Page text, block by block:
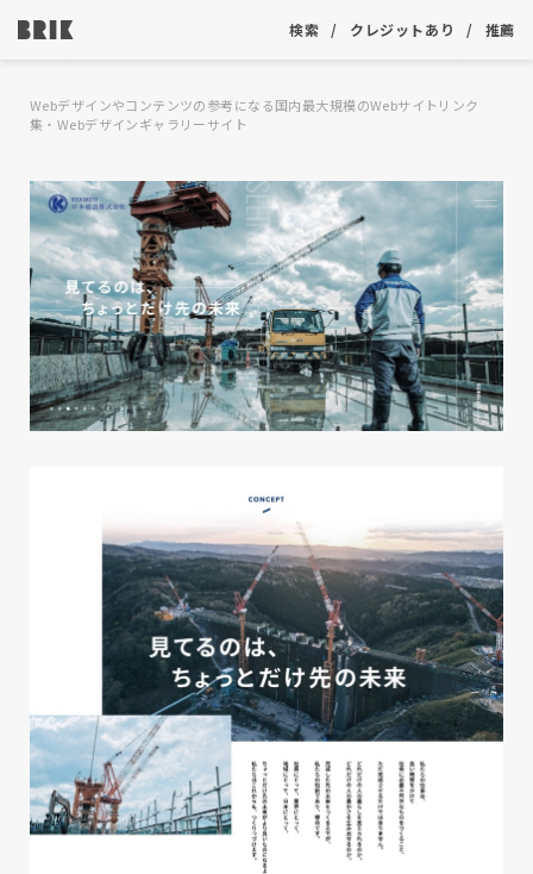
検索 クレジットあり 推薦
Webデザインやコンテンツの参考になる国内最大規模のWebサイトリンク
集・Webデザインギャラリーサイト